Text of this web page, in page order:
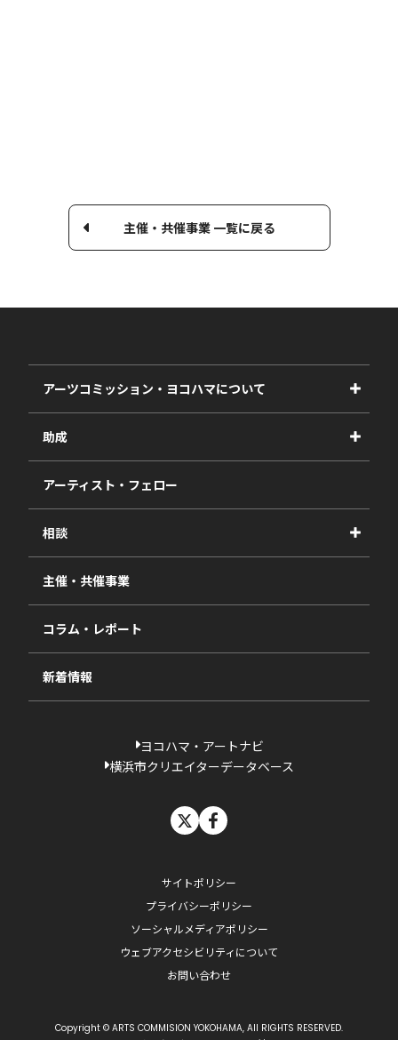
主催・共催事業 一覧に戻る
アーツコミッション・ヨコハマについて
事業紹介
事業報告書
助成
2027年度
2026年度
2025年度
2024年度
2023年度
過去の採択一覧
アーティスト・フェロー
相談
視察・ヒアリング・研究
相談依頼フォーム
主催・共催事業
コラム・レポート
新着情報
ヨコハマ・アートナビ
横浜市クリエイターデータベース
サイトポリシー
プライバシーポリシー
ソーシャルメディアポリシー
ウェブアクセシビリティについて
お問い合わせ
Copyright © ARTS COMMISION YOKOHAMA, All RIGHTS RESERVED.